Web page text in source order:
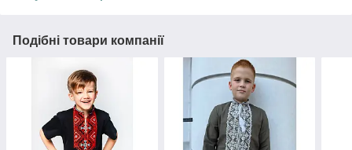
Подібні товари компанії